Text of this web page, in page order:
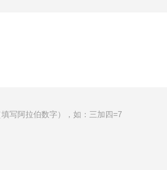
写阿拉伯数字），如：三加四=7